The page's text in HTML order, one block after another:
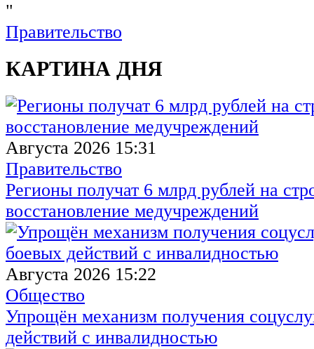
"
Правительство
КАРТИНА ДНЯ
Августа 2026 15:31
Правительство
Регионы получат 6 млрд рублей на
восстановление медучреждений
Августа 2026 15:22
Общество
Упрощён механизм получения
действий с инвалидностью